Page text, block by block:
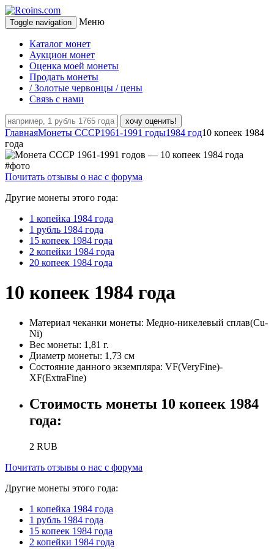
Toggle navigation Меню
Каталог монет
Аукцион монет
Оценка моей монеты
Продать монеты
/ Золотые червонцы / цены
Связь с нами
хочу оценить!
ГлавнаяМонеты СССР1961-1991 годы1984 год10 копеек 1984
года
Почитать отзывы о нас с форума
Другие монеты этого года:
1 копейка 1984 года
1 рубль 1984 года
15 копеек 1984 года
2 копейки 1984 года
20 копеек 1984 года
10 копеек 1984 года
Материал чеканки монеты: Медно-никелевый сплав(Cu-
Ni)
Вес монеты: 1,81 г.
Диаметр монеты: 1,73 см
Состояние данного экземпляра: VF(VeryFine)-
XF(ExtraFine)
Стоимость монеты 10 копеек 1984
года:
2 RUB
Почитать отзывы о нас с форума
Другие монеты этого года:
1 копейка 1984 года
1 рубль 1984 года
15 копеек 1984 года
2 копейки 1984 года